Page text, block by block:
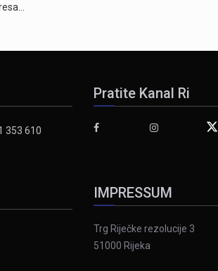
353 610
Pratite Kanal Ri
IMPRESSUM
Trg Riječke rezolucije 3
51000 Rijeka